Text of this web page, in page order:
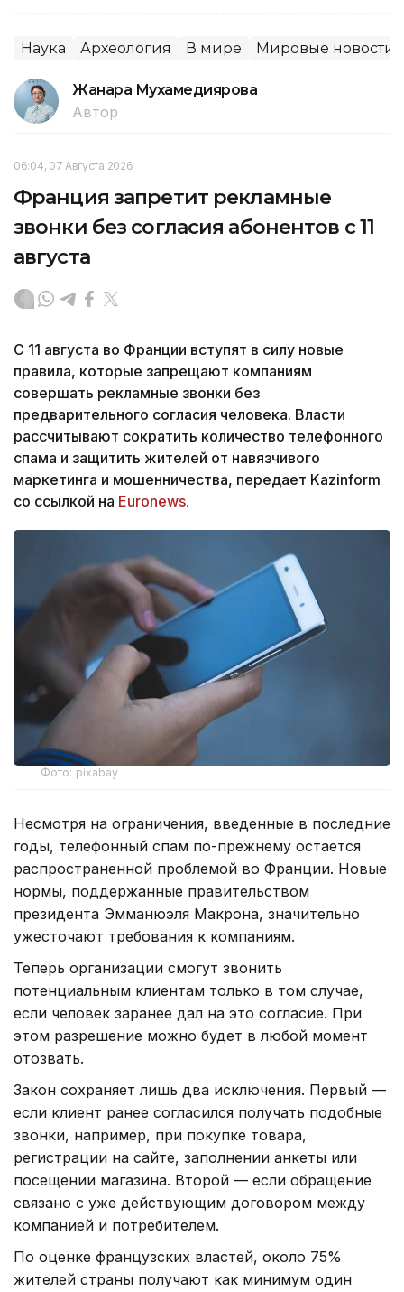
Наука Археология В мире Мировые новости
Жанара Мухамедиярова
Автор
06:04, 07 Августа 2026
Франция запретит рекламные
звонки без согласия абонентов с 11
августа
С 11 августа во Франции вступят в силу новые
правила, которые запрещают компаниям
совершать рекламные звонки без
предварительного согласия человека. Власти
рассчитывают сократить количество телефонного
спама и защитить жителей от навязчивого
маркетинга и мошенничества, передает Kazinform
со ссылкой на Euronews.
Фото: pixabay
Несмотря на ограничения, введенные в последние
годы, телефонный спам по-прежнему остается
распространенной проблемой во Франции. Новые
нормы, поддержанные правительством
президента Эмманюэля Макрона, значительно
ужесточают требования к компаниям.
Теперь организации смогут звонить
потенциальным клиентам только в том случае,
если человек заранее дал на это согласие. При
этом разрешение можно будет в любой момент
отозвать.
Закон сохраняет лишь два исключения. Первый —
если клиент ранее согласился получать подобные
звонки, например, при покупке товара,
регистрации на сайте, заполнении анкеты или
посещении магазина. Второй — если обращение
связано с уже действующим договором между
компанией и потребителем.
По оценке французских властей, около 75%
жителей страны получают как минимум один